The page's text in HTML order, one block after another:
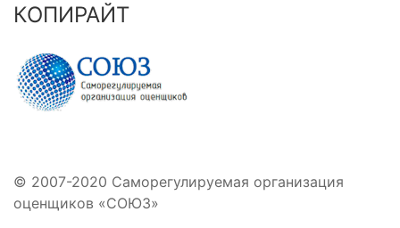
КОПИРАЙТ
© 2007-2020 Саморегулируемая организация
оценщиков «СОЮЗ»